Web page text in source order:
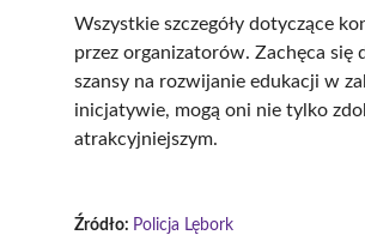
Wszystkie szczegóły dotyczące
przez organizatorów. Zachęca
szansy na rozwijanie edukacji w
inicjatywie, mogą oni nie tylko
atrakcyjniejszym.
Źródło: Policja Lębork